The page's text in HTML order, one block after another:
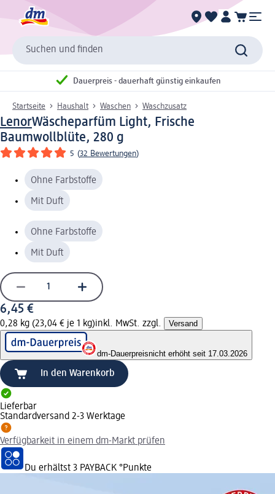
Suchen und finden
Dauerpreis - dauerhaft günstig einkaufen
Startseite Haushalt Waschen Waschzusatz
LenorWäscheparfüm Light, Frische
Baumwollblüte, 280 g
5 (32 Bewertungen)
Ohne Farbstoffe
Mit Duft
Ohne Farbstoffe
Mit Duft
6,45 €
0,28 kg (23,04 € je 1 kg)inkl. MwSt. zzgl. Versand
dm-Dauerpreisnicht erhöht seit 17.03.2026
In den Warenkorb
Lieferbar
Standardversand 2-3 Werktage
Verfügbarkeit in einem dm-Markt prüfen
Du erhältst 3 PAYBACK °Punkte